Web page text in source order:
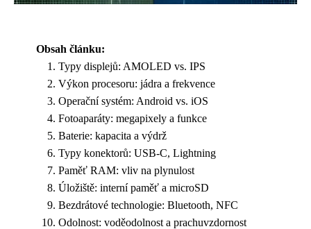
Obsah článku:
Typy displejů: AMOLED vs. IPS
Výkon procesoru: jádra a frekvence
Operační systém: Android vs. iOS
Fotoaparáty: megapixely a funkce
Baterie: kapacita a výdrž
Typy konektorů: USB-C, Lightning
Paměť RAM: vliv na plynulost
Úložiště: interní paměť a microSD
Bezdrátové technologie: Bluetooth, NFC
Odolnost: voděodolnost a prachuvzdornost